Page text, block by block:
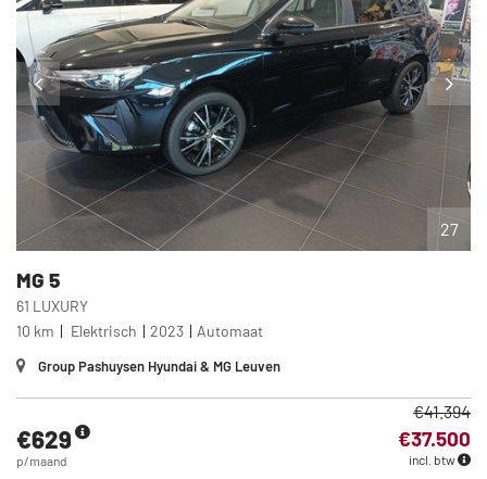
27
MG 5
61 LUXURY
10 km
Elektrisch 2023 Automaat
Group Pashuysen Hyundai & MG Leuven
€629
p/maand
€37.500
€41.394
incl. btw